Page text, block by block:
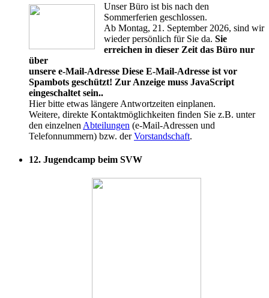
Unser Büro ist bis nach den
Sommerferien geschlossen.
Ab Montag, 21. September 2026, sind wir
wieder persönlich für Sie da. Sie
erreichen in dieser Zeit das Büro nur
über
unsere e-Mail-Adresse Diese E-Mail-Adresse ist vor
Spambots geschützt! Zur Anzeige muss JavaScript
eingeschaltet sein..
Hier bitte etwas längere Antwortzeiten einplanen.
Weitere, direkte Kontaktmöglichkeiten finden Sie z.B. unter
den einzelnen Abteilungen (e-Mail-Adressen und
Telefonnummern) bzw. derVorstandschaft.
12. Jugendcamp beim SVW